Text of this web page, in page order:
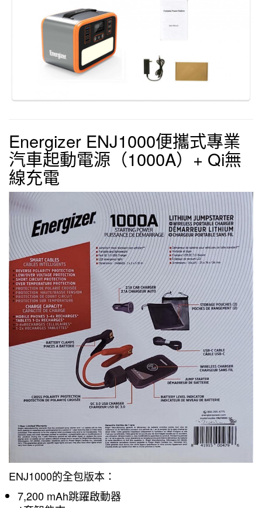
Energizer ENJ1000便攜式專業
汽車起動電源（1000A）+ Qi無
線充電
ENJ1000的全包版本：
7,200 mAh跳躍啟動器